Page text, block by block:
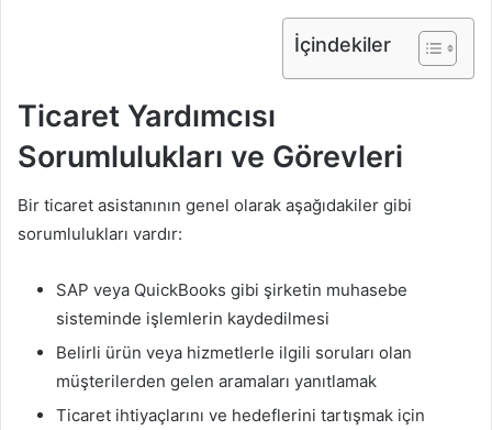
İçindekiler
Ticaret Yardımcısı
Sorumlulukları ve Görevleri
Bir ticaret asistanının genel olarak aşağıdakiler gibi
sorumlulukları vardır:
SAP veya QuickBooks gibi şirketin muhasebe
sisteminde işlemlerin kaydedilmesi
Belirli ürün veya hizmetlerle ilgili soruları olan
müşterilerden gelen aramaları yanıtlamak
Ticaret ihtiyaçlarını ve hedeflerini tartışmak için